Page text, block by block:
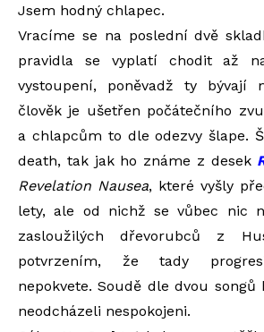
Jsem hodný chlapec.
Vracíme se na poslední dvě
pravidla se vyplatí chodit až
vystoupení, poněvadž ty bývají
člověk je ušetřen počátečního
a chlapcům to dle odezvy šlape.
death, tak jak ho známe z desek
Revelation Nausea, které vyšly
lety, ale od nichž se vůbec nic
zasloužilých dřevorubců z
potvrzením, že tady
nepokvete. Soudě dle dvou
neodcházeli nespokojeni.